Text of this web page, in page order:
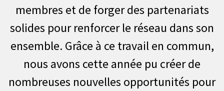
membres et de forger des partenariats
solides pour renforcer le réseau dans son
ensemble. Grâce à ce travail en commun,
nous avons cette année pu créer de
nombreuses nouvelles opportunités pour